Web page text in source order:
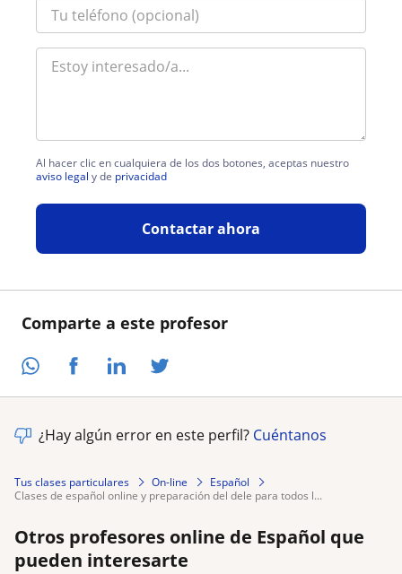
Comparte a este profesor
Al hacer clic en cualquiera de los dos botones, aceptas nuestro
aviso legal y de privacidad
Contactar ahora
¿Hay algún error en este perfil? Cuéntanos
Tus clases particulares On-line
Español
clases de español online y preparación del dele para todos l...
Otros profesores online de Español que
pueden interesarte